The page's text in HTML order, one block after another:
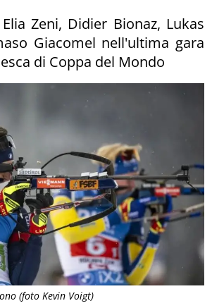
(foto Kevin Voigt)
Zeni, Didier Bionaz, Lukas
Giacomel nell'ultima gara
di Coppa del Mondo